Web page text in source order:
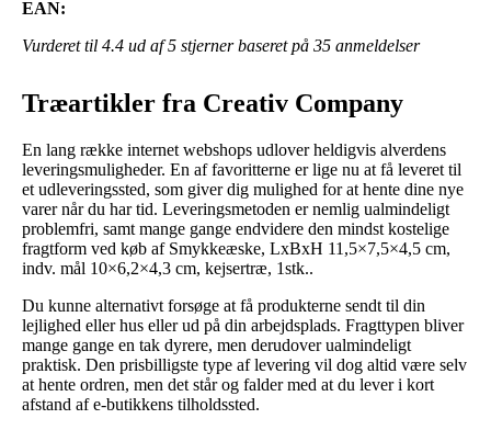
EAN:
Vurderet til 4.4 ud af 5 stjerner baseret på 35 anmeldelser
Træartikler fra Creativ Company
En lang række internet webshops udlover heldigvis alverdens
leveringsmuligheder. En af favoritterne er lige nu at få leveret til
et udleveringssted, som giver dig mulighed for at hente dine nye
varer når du har tid. Leveringsmetoden er nemlig ualmindeligt
problemfri, samt mange gange endvidere den mindst kostelige
fragtform ved køb af Smykkeæske, LxBxH 11,5×7,5×4,5 cm,
indv. mål 10×6,2×4,3 cm, kejsertræ, 1stk..
Du kunne alternativt forsøge at få produkterne sendt til din
lejlighed eller hus eller ud på din arbejdsplads. Fragttypen bliver
mange gange en tak dyrere, men derudover ualmindeligt
praktisk. Den prisbilligste type af levering vil dog altid være selv
at hente ordren, men det står og falder med at du lever i kort
afstand af e-butikkens tilholdssted.